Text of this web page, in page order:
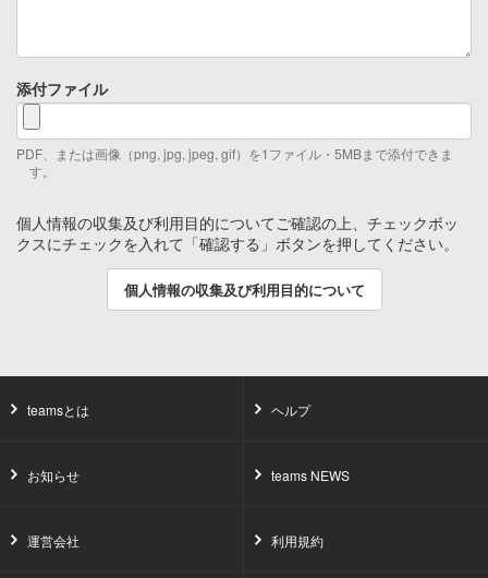
添付ファイル
PDF、または画像（png, jpg, jpeg, gif）を1ファイル・5MBまで添付できま
す。
個人情報の収集及び利用目的についてご確認の上、チェックボッ
クスにチェックを入れて「確認する」ボタンを押してください。
個人情報の収集及び利用目的について
teamsとは ヘルプ
お知らせ teams NEWS
運営会社 利用規約